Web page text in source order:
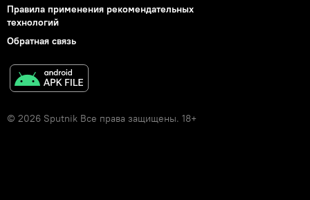
Правила применения рекомендательных
технологий
Обратная связь
© 2026 Sputnik Все права защищены. 18+